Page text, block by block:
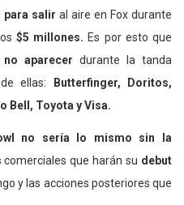
para salir al aire en Fox durante
$5 millones. Es por esto que
aparecer durante la tanda
ellas: Butterfinger, Doritos,
Bell, Toyota y Visa.
no sería lo mismo sin la
comerciales que harán su debut
y las acciones posteriores que